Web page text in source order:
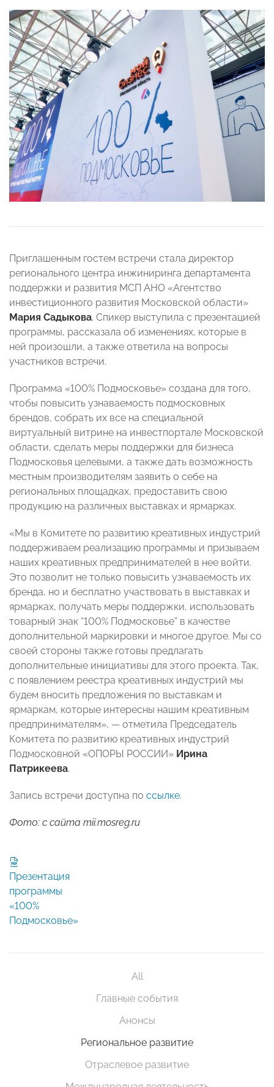
Приглашенным гостем встречи стала директор
регионального центра инжиниринга департамента
поддержки и развития МСП АНО «Агентство
инвестиционного развития Московской области»
Мария Садыкова. Спикер выступила с презентацией
программы, рассказала об изменениях, которые в
ней произошли, а также ответила на вопросы
участников встречи.
Программа «100% Подмосковье» создана для того,
чтобы повысить узнаваемость подмосковных
брендов, собрать их все на специальной
виртуальный витрине на инвестпортале Московской
области, сделать меры поддержки для бизнеса
Подмосковья целевыми, а также дать возможность
местным производителям заявить о себе на
региональных площадках, предоставить свою
продукцию на различных выставках и ярмарках.
«Мы в Комитете по развитию креативных индустрий
поддерживаем реализацию программы и призываем
наших креативных предпринимателей в нее войти.
Это позволит не только повысить узнаваемость их
бренда, но и бесплатно участвовать в выставках и
ярмарках, получать меры поддержки, использовать
товарный знак “100% Подмосковье” в качестве
дополнительной маркировки и многое другое. Мы со
своей стороны также готовы предлагать
дополнительные инициативы для этого проекта. Так,
с появлением реестра креативных индустрий мы
будем вносить предложения по выставкам и
ярмаркам, которые интересны нашим креативным
предпринимателям», — отметила Председатель
Комитета по развитию креативных индустрий
Подмосковной «ОПОРЫ РОССИИ» Ирина
Патрикеева.
Запись встречи доступна по ссылке.
Фото: с сайта mii.mosreg.ru
Презентация
программы
«100%
Подмосковье»
All
Главные события
Анонсы
Региональное развитие
Отраслевое развитие